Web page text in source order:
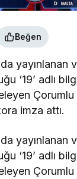
Beğen
yayınlanan
‘19’ adlı
Çorumlu
imza attı.
yayınlanan
‘19’ adlı
Çorumlu